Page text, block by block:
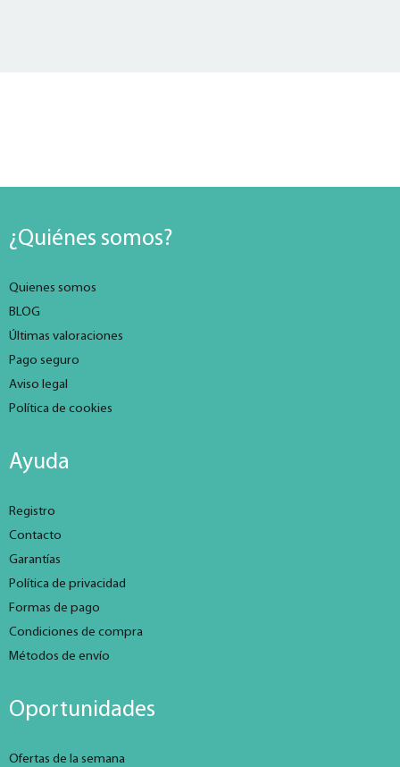
¿Quiénes somos?
Quienes somos
BLOG
Últimas valoraciones
Pago seguro
Aviso legal
Política de cookies
Ayuda
Registro
Contacto
Garantías
Política de privacidad
Formas de pago
Condiciones de compra
Métodos de envío
Oportunidades
Ofertas de la semana